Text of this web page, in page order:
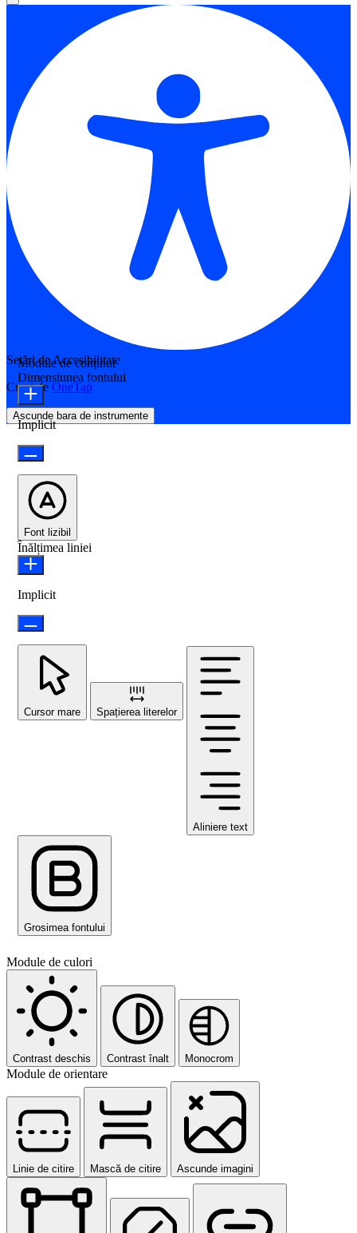
Setări de Accesibilitate
Creat de OneTap
Ascunde bara de instrumente
Module de conținut
Dimensiunea fontului
Implicit
Font lizibil
Înălțimea liniei
Implicit
Cursor mare Spațierea literelor
Aliniere text
Grosimea fontului
Module de culori
Contrast deschis Contrast înalt Monocrom
Module de orientare
Linie de citire Mască de citire Ascunde imagini